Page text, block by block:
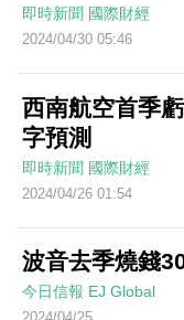
即時新聞 國際財經
2024/04/30 05:46
西南航空首季
字預測
即時新聞 國際財經
2024/04/26 01:54
波音去季燒錢
今日信報 EJ Global